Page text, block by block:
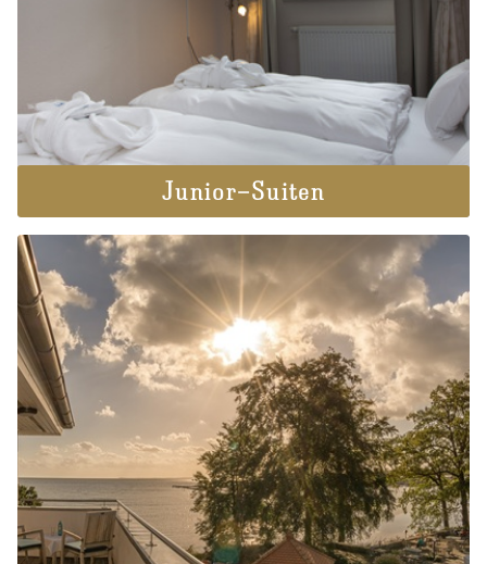
Hotel
Über uns
Raulff Hotels
Impressionen
Jobs & Karriere
Junior-Suiten